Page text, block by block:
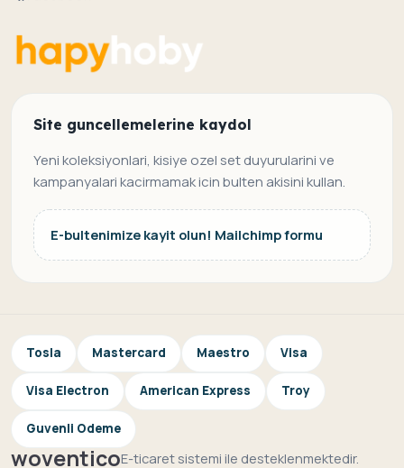
Site guncellemelerine kaydol
Yeni koleksiyonlari, kisiye ozel set duyurularini ve
kampanyalari kacirmamak icin bulten akisini kullan.
E-bultenimize kayit olun! Mailchimp formu
Tosla Mastercard Maestro Visa
Visa Electron American Express Troy
Guvenli Odeme
woventicoE-ticaret sistemi ile desteklenmektedir.